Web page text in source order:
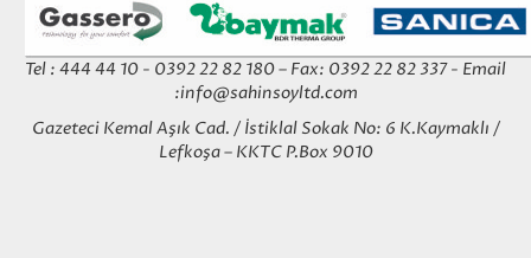
Tel : 444 44 10 - 0392 22 82 180 – Fax: 0392 22 82 337 - Email
:info@sahinsoyltd.com
Gazeteci Kemal Aşık Cad. / İstiklal Sokak No: 6 K.Kaymaklı /
Lefkoşa – KKTC P.Box 9010